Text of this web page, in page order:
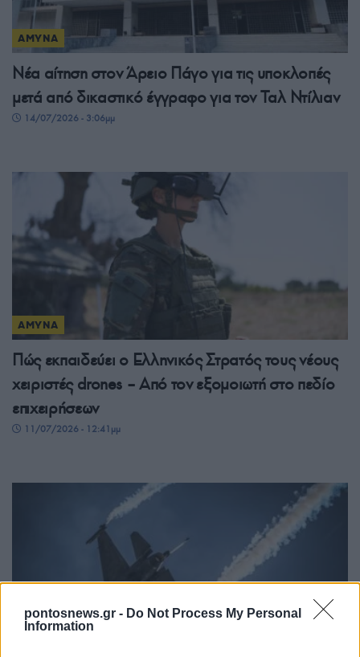
pontosnews.gr - Do Not Process My Personal
Information
ΑΜΥΝΑ
Νέα αίτηση στον Άρειο Πάγο για τις υποκλοπές
μετά από δικαστικό έγγραφο για τον Ταλ Ντίλιαν
14/07/2026 - 3:06μμ
ΑΜΥΝΑ
Πώς εκπαιδεύει ο Ελληνικός Στρατός τους νέους
χειριστές drones – Από τον εξομοιωτή στο πεδίο
επιχειρήσεων
11/07/2026 - 12:41μμ